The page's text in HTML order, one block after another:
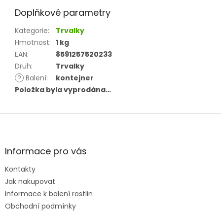
Doplňkové parametry
Kategorie:
Trvalky
Hmotnost: 1 kg
EAN:
8591257520233
Druh:
Trvalky
? Balení:
kontejner
Položka byla vyprodána…
Z
aInformace pro vás
Kontakty
Jak nakupovat
Informace k balení rostlin
Obchodní podmínky